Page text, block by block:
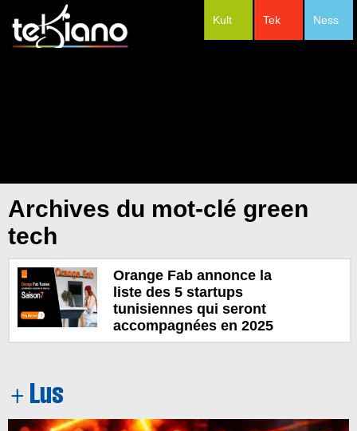
Ness
Tek
Kult
Archives du mot-clé green
tech
Orange Fab annonce la
liste des 5 startups
tunisiennes qui seront
accompagnées en 2025